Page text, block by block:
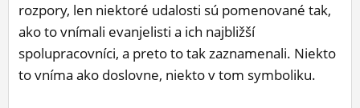
rozpory, len niektoré udalosti sú pomenované tak,
ako to vnímali evanjelisti a ich najbližší
spolupracovníci, a preto to tak zaznamenali. Niekto
to vníma ako doslovne, niekto v tom symboliku.